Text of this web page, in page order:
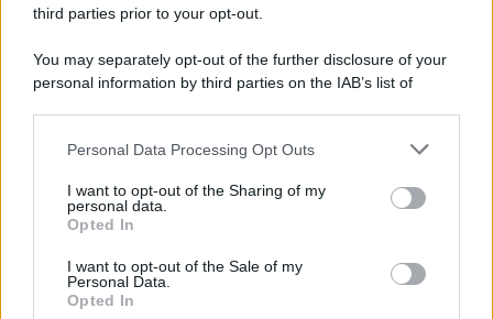
third parties prior to your opt-out.
You may separately opt-out of the further disclosure of your
personal information by third parties on the IAB’s list of
This information may also be disclosed by us to third parties
disclose it to other third parties.
Please note that this website/app uses one or more Google
services and may gather and store information including but
not limited to your visit or usage behaviour. You may click to
grant or deny consent to Google and its third-party tags to
Personal Data Processing Opt Outs
I want to opt-out of the Sharing of my
personal data.
Opted In
I want to opt-out of the Sale of my
Personal Data.
Opted In